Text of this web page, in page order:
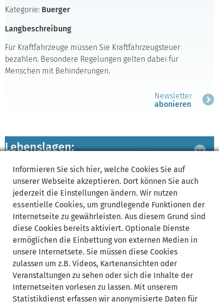
Kategorie: Buerger
Langbeschreibung
Für Kraftfahrzeuge müssen Sie Kraftfahrzeugsteuer
bezahlen. Besondere Regelungen gelten dabei für
Menschen mit Behinderungen.
Newsletter
abonieren
ausklappen
Lebenslagen:
Bereich
ausklappen
zugeordnete
Leistungen
Synonyme:
Mobilität
Informieren Sie sich hier, welche Cookies Sie auf
unserer Webseite akzeptieren. Dort können Sie auch
jederzeit die Einstellungen ändern. Wir nutzen
essentielle Cookies, um grundlegende Funktionen der
Internetseite zu gewährleisten. Aus diesem Grund sind
diese Cookies bereits aktiviert. Optionale Dienste
ermöglichen die Einbettung von externen Medien in
unsere Internetsete. Sie müssen diese Cookies
zulassen um z.B. Videos, Kartenansichten oder
Veranstaltungen zu sehen oder sich die Inhalte der
Internetseiten vorlesen zu lassen. Mit unserem
Statistikdienst erfassen wir anonymisierte Daten für